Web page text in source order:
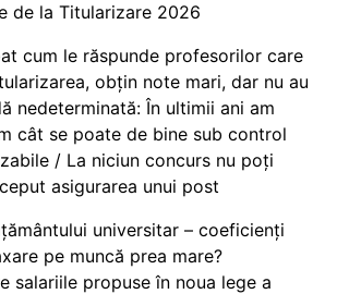
de la Titularizare 2026
cum le răspunde profesorilor care
obțin note mari, dar nu au
nedeterminată: În ultimii ani am
cât se poate de bine sub control
/ La niciun concurs nu poți
asigurarea unui post
universitar – coeficienți
pe muncă prea mare?
salariile propuse în noua lege a